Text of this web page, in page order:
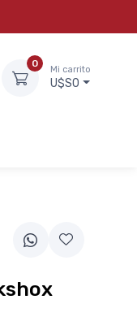
0
Mi carrito
U$S0